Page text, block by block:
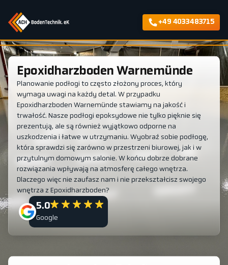
+49 4033483715
Epoxidharzboden Warnemünde
Planowanie podłogi to często złożony proces, który
wymaga uwagi na każdy detal. W przypadku
Epoxidharzboden Warnemünde stawiamy na jakość i
trwałość. Nasze podłogi epoksydowe nie tylko pięknie się
prezentują, ale są również wyjątkowo odporne na
uszkodzenia i łatwe w utrzymaniu. Wyobraź sobie podłogę,
która sprawdzi się zarówno w przestrzeni biurowej, jak i w
przytulnym domowym salonie. W końcu dobrze dobrane
rozwiązania wpływają na atmosferę całego wnętrza.
Dlaczego więc nie zaufasz nam i nie przekształcisz swojego
wnętrza z Epoxidharzboden?
5.0
Google